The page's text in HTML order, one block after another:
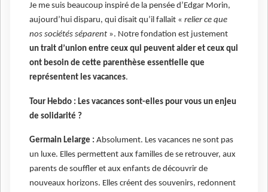
Je me suis beaucoup inspiré de la pensée d’Edgar Morin,
aujourd’hui disparu, qui disait qu’il fallait « relier ce que
nos sociétés séparent ». Notre fondation est justement
un trait d’union entre ceux qui peuvent aider et ceux qui
ont besoin de cette parenthèse essentielle que
représentent les vacances.
Tour Hebdo : Les vacances sont-elles pour vous un enjeu
de solidarité ?
Germain Lelarge : Absolument. Les vacances ne sont pas
un luxe. Elles permettent aux familles de se retrouver, aux
parents de souffler et aux enfants de découvrir de
nouveaux horizons. Elles créent des souvenirs, redonnent